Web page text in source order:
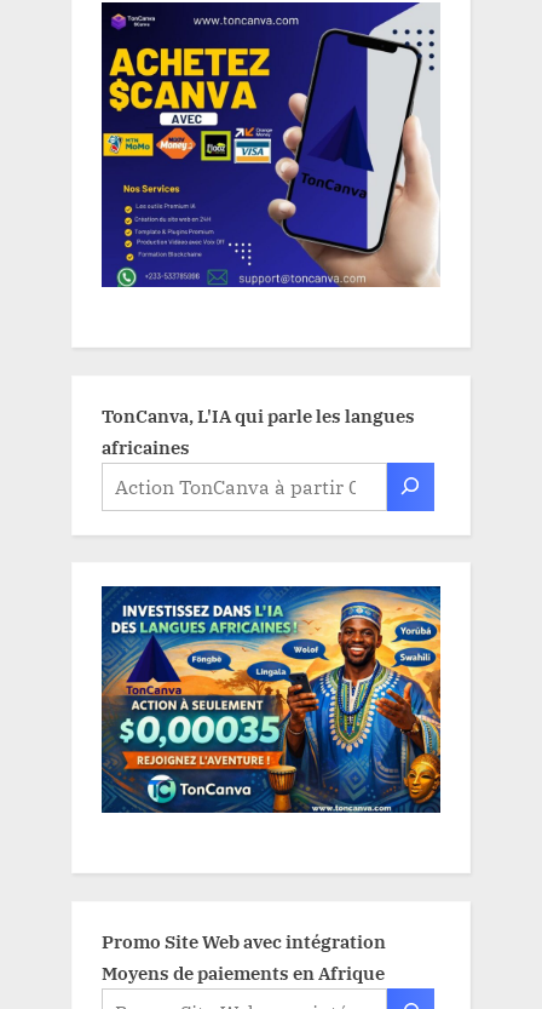
TonCanva, L'IA qui parle les langues
africaines
Promo Site Web avec intégration
Moyens de paiements en Afrique